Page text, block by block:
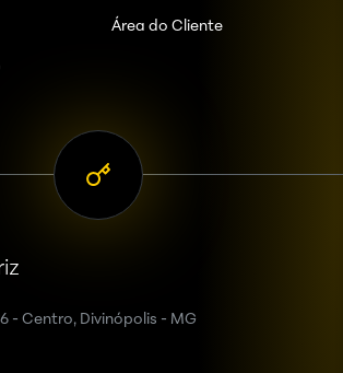
Área do Cliente
- Centro, Divinópolis - MG